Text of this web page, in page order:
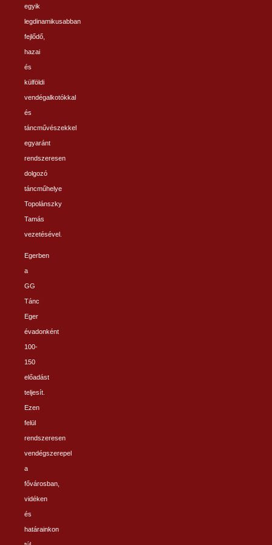
egyik
legdinamikusabban
fejlődő,
hazai
és
külföldi
vendégalkotókkal
és
táncművészekkel
egyaránt
rendszeresen
dolgozó
táncműhelye
Topolánszky
Tamás
vezetésével.
Egerben
a
GG
Tánc
Eger
évadonként
100-
150
előadást
teljesít.
Ezen
felül
rendszeresen
vendégszerepel
a
fővárosban,
vidéken
és
határainkon